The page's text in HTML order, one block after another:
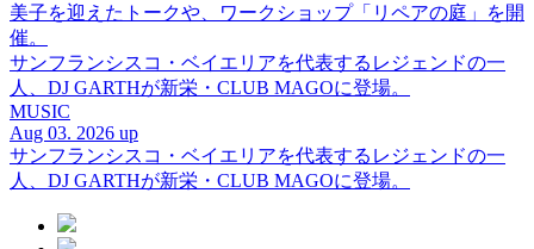
美子を迎えたトークや、ワークショップ「リペアの庭」を開
催。
サンフランシスコ・ベイエリアを代表するレジェンドの一
人、DJ GARTHが新栄・CLUB MAGOに登場。
MUSIC
Aug 03. 2026 up
サンフランシスコ・ベイエリアを代表するレジェンドの一
人、DJ GARTHが新栄・CLUB MAGOに登場。